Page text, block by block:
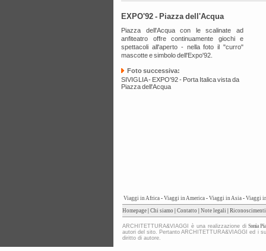
EXPO'92 - Piazza dell'Acqua
Piazza dell'Acqua con le scalinate ad
anfiteatro offre continuamente giochi e
spettacoli all'aperto - nella foto il "curro"
mascotte e simbolo dell'Expo'92.
Foto successiva:
SIVIGLIA - EXPO'92 - Porta Italica vista da
Piazza dell'Acqua
Viaggi in Africa - Viaggi in America - Viaggi in Asia - Viaggi
Homepage Chi siamo Contatto Note legali Riconoscimenti
ARCHITETTURA&VIAGGI è una realizzazione diSonia
autori del sito. Pertanto ARCHITETTURA&VIAGGI ed i
diritto di autore.